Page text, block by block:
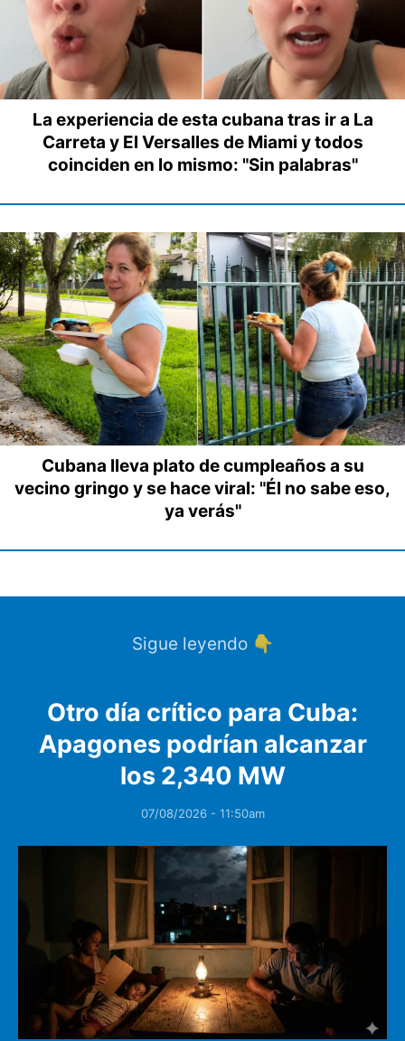
La experiencia de esta cubana tras ir a La
Carreta y El Versalles de Miami y todos
coinciden en lo mismo: "Sin palabras"
Cubana lleva plato de cumpleaños a su
vecino gringo y se hace viral: "Él no sabe eso,
ya verás"
Sigue leyendo 👇